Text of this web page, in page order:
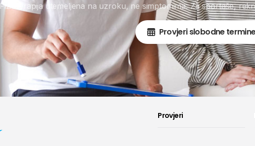
Fizioterapija utemeljena na uzroku, ne simptomima. Za sportaše,
Provjeri slobodne
Provjeri